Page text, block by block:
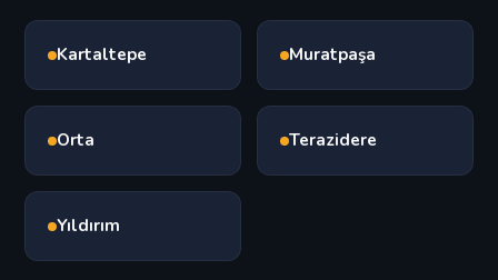
Kartaltepe Muratpaşa
Orta Terazidere
Yıldırım